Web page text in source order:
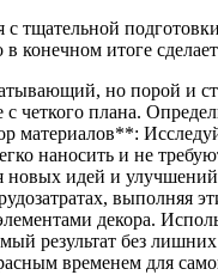
тщательной
конечном итоге
но порой и
плана.
материалов**:
наносить и не
новых идей и
декора.
результат без
временем для